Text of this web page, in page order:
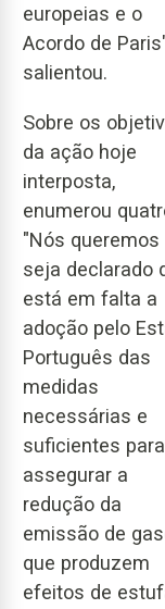
europeias e o
Acordo de
salientou.
Sobre os
da ação hoje
interposta,
enumerou
"Nós queremos
seja declarado
está em falta a
adoção pelo
Português das
medidas
necessárias e
suficientes para
assegurar a
redução da
emissão de
que produzem
efeitos de